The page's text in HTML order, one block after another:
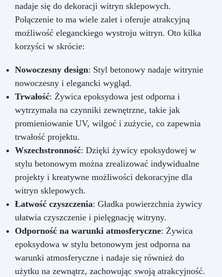
nadaje się do dekoracji witryn sklepowych.
Połączenie to ma wiele zalet i oferuje atrakcyjną
możliwość eleganckiego wystroju witryn. Oto kilka
korzyści w skrócie:
Nowoczesny design: Styl betonowy nadaje witrynie
nowoczesny i elegancki wygląd.
Trwałość: Żywica epoksydowa jest odporna i
wytrzymała na czynniki zewnętrzne, takie jak
promieniowanie UV, wilgoć i zużycie, co zapewnia
trwałość projektu.
Wszechstronność: Dzięki żywicy epoksydowej w
stylu betonowym można zrealizować indywidualne
projekty i kreatywne możliwości dekoracyjne dla
witryn sklepowych.
Łatwość czyszczenia: Gładka powierzchnia żywicy
ułatwia czyszczenie i pielęgnację witryny.
Odporność na warunki atmosferyczne: Żywica
epoksydowa w stylu betonowym jest odporna na
warunki atmosferyczne i nadaje się również do
użytku na zewnątrz, zachowując swoją atrakcyjność.